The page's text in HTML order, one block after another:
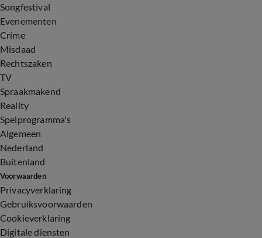
Songfestival
Evenementen
Crime
Misdaad
Rechtszaken
TV
Spraakmakend
Reality
Spelprogramma's
Algemeen
Nederland
Buitenland
Voorwaarden
Privacyverklaring
Gebruiksvoorwaarden
Cookieverklaring
Digitale diensten